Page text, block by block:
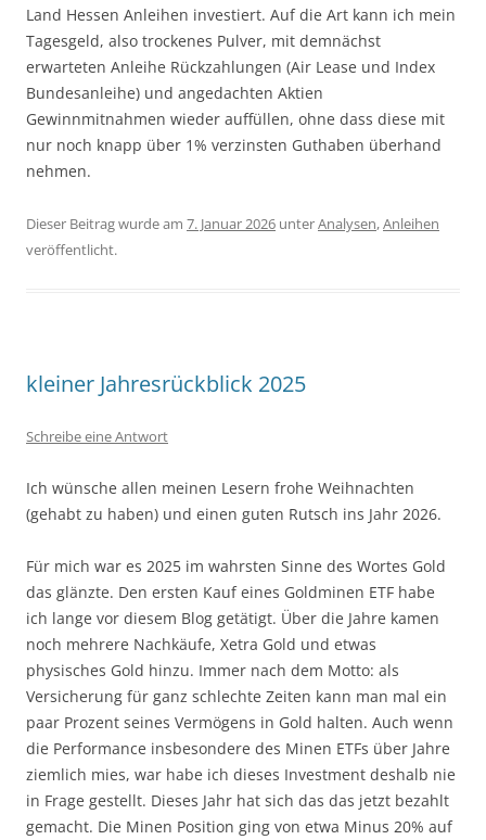
Land Hessen Anleihen investiert. Auf die Art kann ich mein
Tagesgeld, also trockenes Pulver, mit demnächst
erwarteten Anleihe Rückzahlungen (Air Lease und Index
Bundesanleihe) und angedachten Aktien
Gewinnmitnahmen wieder auffüllen, ohne dass diese mit
nur noch knapp über 1% verzinsten Guthaben überhand
nehmen.
Dieser Beitrag wurde am 7. Januar 2026 unterAnalysen,Anleihen
veröffentlicht.
kleiner Jahresrückblick 2025
Schreibe eine Antwort
Ich wünsche allen meinen Lesern frohe Weihnachten
(gehabt zu haben) und einen guten Rutsch ins Jahr 2026.
Für mich war es 2025 im wahrsten Sinne des Wortes Gold
das glänzte. Den ersten Kauf eines Goldminen ETF habe
ich lange vor diesem Blog getätigt. Über die Jahre kamen
noch mehrere Nachkäufe, Xetra Gold und etwas
physisches Gold hinzu. Immer nach dem Motto: als
Versicherung für ganz schlechte Zeiten kann man mal ein
paar Prozent seines Vermögens in Gold halten. Auch wenn
die Performance insbesondere des Minen ETFs über Jahre
ziemlich mies, war habe ich dieses Investment deshalb nie
in Frage gestellt. Dieses Jahr hat sich das das jetzt bezahlt
gemacht. Die Minen Position ging von etwa Minus 20% auf